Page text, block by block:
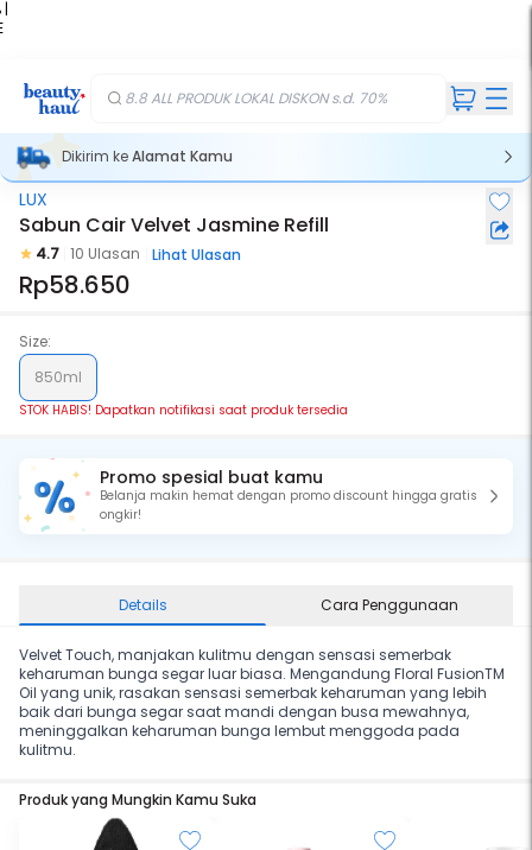
|
8.8 ALL PRODUK LOKAL DISKON s.d. 70%
Dikirim keAlamat Kamu
Stok Habis
LUX
Sabun Cair Velvet Jasmine Refill
4.7 10 Ulasan Lihat Ulasan
Rp58.650
Size:
850ml
STOK HABIS! Dapatkan notifikasi saat produk tersedia
Promo spesial buat kamu
Belanja makin hemat dengan promo discount hingga gratis
ongkir!
Details Cara Penggunaan
Velvet Touch, manjakan kulitmu dengan sensasi semerbak
keharuman bunga segar luar biasa. Mengandung Floral FusionTM
Oil yang unik, rasakan sensasi semerbak keharuman yang lebih
baik dari bunga segar saat mandi dengan busa mewahnya,
meninggalkan keharuman bunga lembut menggoda pada
kulitmu.
Produk yang Mungkin Kamu Suka